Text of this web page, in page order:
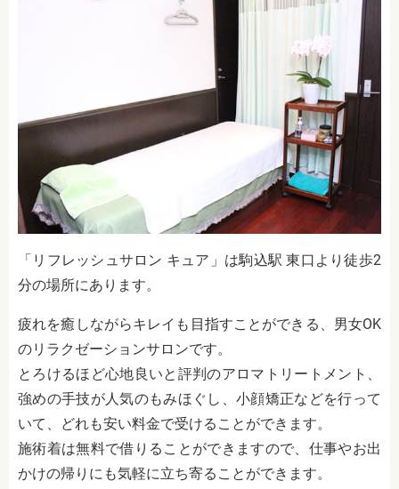
「リフレッシュサロン キュア」は駒込駅 東口より徒歩2
分の場所にあります。
疲れを癒しながらキレイも目指すことができる、男女OK
のリラクゼーションサロンです。
とろけるほど心地良いと評判のアロマトリートメント、
強めの手技が人気のもみほぐし、小顔矯正などを行って
いて、どれも安い料金で受けることができます。
施術着は無料で借りることができますので、仕事やお出
かけの帰りにも気軽に立ち寄ることができます。